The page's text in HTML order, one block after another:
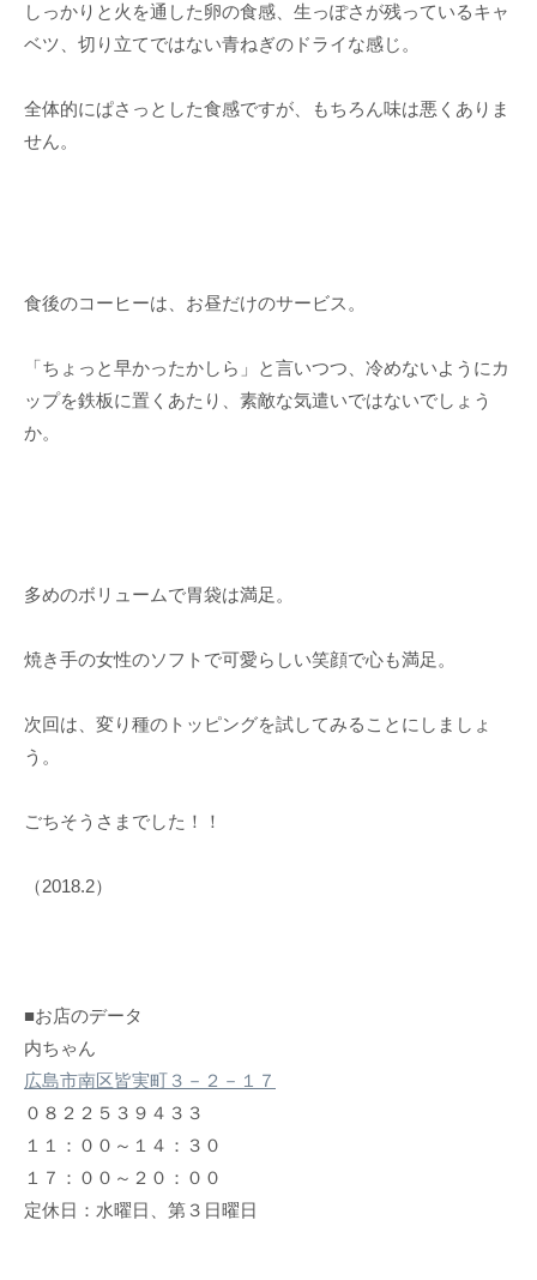
しっかりと火を通した卵の食感、生っぽさが残っているキャ
ベツ、切り立てではない青ねぎのドライな感じ。
全体的にぱさっとした食感ですが、もちろん味は悪くありま
せん。
食後のコーヒーは、お昼だけのサービス。
「ちょっと早かったかしら」と言いつつ、冷めないようにカ
ップを鉄板に置くあたり、素敵な気遣いではないでしょう
か。
多めのボリュームで胃袋は満足。
焼き手の女性のソフトで可愛らしい笑顔で心も満足。
次回は、変り種のトッピングを試してみることにしましょ
う。
ごちそうさまでした！！
（2018.2）
■お店のデータ
内ちゃん
広島市南区皆実町３－２－１７
０８２２５３９４３３
１１：００～１４：３０
１７：００～２０：００
定休日：水曜日、第３日曜日